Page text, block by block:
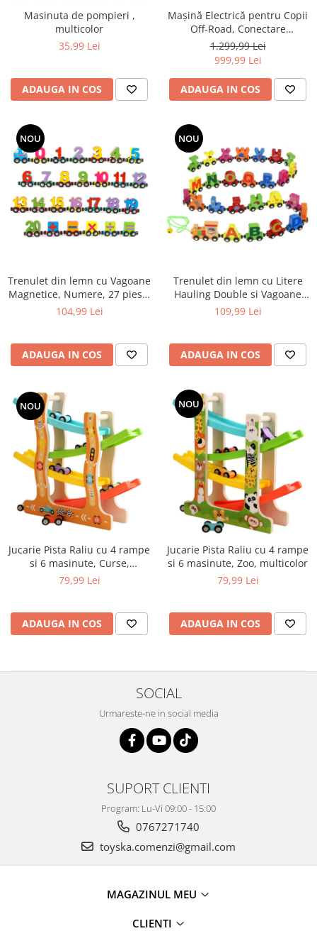
Masinuta de pompieri ,
multicolor
35,99 Lei
ADAUGA IN COS
Mașină Electrică pentru Copii
Off-Road, Conectare
Bluetooth, telecomandă,
Tracțiune Integrală, Lumina
Intermitenta, Baterie 12V 7Ah,
120x63x68cm, Alb
1.299,99 Lei
999,99 Lei
ADAUGA IN COS
NOU
Trenulet din lemn cu Vagoane
Magnetice, Numere, 27 piese,
multicolor
104,99 Lei
ADAUGA IN COS
NOU
Trenulet din lemn cu Litere
Hauling Double si Vagoane
Magnetice, multicolor
109,99 Lei
ADAUGA IN COS
NOU
Jucarie Pista Raliu cu 4 rampe
si 6 masinute, Curse,
multicolor
79,99 Lei
ADAUGA IN COS
NOU
Jucarie Pista Raliu cu 4 rampe
si 6 masinute, Zoo, multicolor
79,99 Lei
ADAUGA IN COS
SOCIAL
Urmareste-ne in social media
SUPORT CLIENTI
Program: Lu-Vi 09:00 - 15:00
0767271740
toyska.comenzi@gmail.com
MAGAZINUL MEU
CLIENTI